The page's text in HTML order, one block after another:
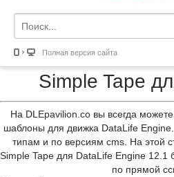
Полная версия сайта
Simple Tape
На DLEpavilion.co вы всегда
шаблоны для движка DataLife
типам и по версиям cms. На этой
Simple Tape для DataLife Engine 12.1
по прямой